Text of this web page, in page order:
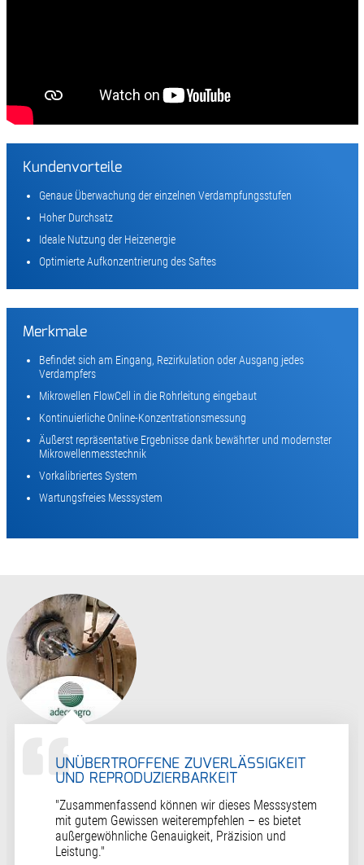
Kundenvorteile
Genaue Überwachung der einzelnen Verdampfungsstufen
Hoher Durchsatz
Ideale Nutzung der Heizenergie
Optimierte Aufkonzentrierung des Saftes
Merkmale
Befindet sich am Eingang, Rezirkulation oder Ausgang jedes
Verdampfers
Mikrowellen FlowCell in die Rohrleitung eingebaut
Kontinuierliche Online-Konzentrationsmessung
Äußerst repräsentative Ergebnisse dank bewährter und modernster
Mikrowellenmesstechnik
Vorkalibriertes System
Wartungsfreies Messsystem
UNÜBERTROFFENE ZUVERLÄSSIGKEIT
UND REPRODUZIERBARKEIT
"Zusammenfassend können wir dieses Messsystem
mit gutem Gewissen weiterempfehlen – es bietet
außergewöhnliche Genauigkeit, Präzision und
Leistung."